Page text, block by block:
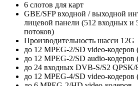
6 слотов для карт
GBE/SFP входной / выходной
лицевой панели (512 входных и
потоков)
Производительность шасси 12G
до 12 MPEG-2/SD video-
до 12 MPEG-2/SD audio-
до 24 входных DVB-S/S2 QPSK/
до 12 MPEG-4/SD video-кодеров